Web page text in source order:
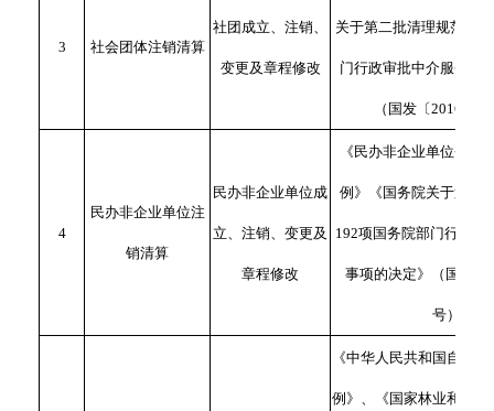
3 社会团体注销清算
社团成立、注销、
变更及章程修改
关于第二批清理规范192
门行政审批中介服务事
（国发〔2016〕
4
民办非企业单位注
销清算
民办非企业单位成
立、注销、变更及
章程修改
《民办非企业单位登记
例》《国务院关于第二
192项国务院部门行政审
事项的决定》（国发〔
号）
《中华人民共和国自然
例》、《国家林业和草原